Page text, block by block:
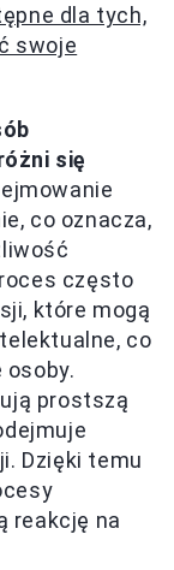
dla tych,
swoje
się
co oznacza,
często
które mogą
co
prostszą
Dzięki temu
reakcję na